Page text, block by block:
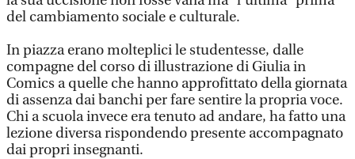
del cambiamento sociale e culturale.
In piazza erano molteplici le studentesse, dalle
compagne del corso di illustrazione di Giulia in
Comics a quelle che hanno approfittato della giornata
di assenza dai banchi per fare sentire la propria voce.
Chi a scuola invece era tenuto ad andare, ha fatto una
lezione diversa rispondendo presente accompagnato
dai propri insegnanti.